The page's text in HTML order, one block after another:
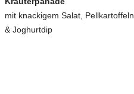
mit knackigem Salat, Pellkartoffeln
& Joghurtdip